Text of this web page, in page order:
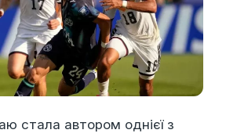
стала автором однієї з